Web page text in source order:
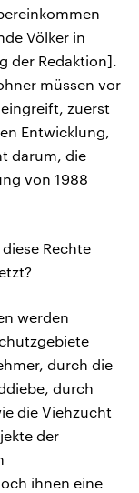
Völker in
der Redaktion].
müssen vor
zuerst
Entwicklung,
darum, die
von 1988
Rechte
werden
durch die
durch
die Viehzucht
der
ihnen eine